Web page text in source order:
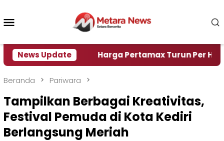
konten
News Update
Air Harga Pertamax Turun Per Hari Ini,
Beranda Pariwara
Tampilkan Berbagai Kreativitas,
Festival Pemuda di Kota Kediri
Berlangsung Meriah